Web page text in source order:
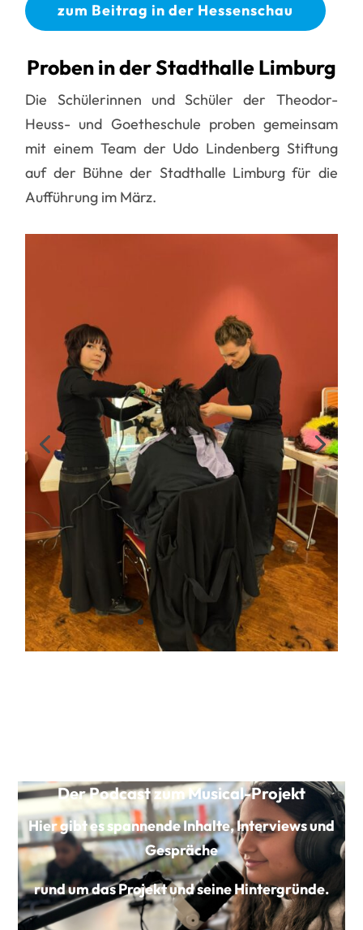
zum Beitrag in der Hessenschau
Proben in der Stadthalle Limburg
Die Schülerinnen und Schüler der Theodor-
Heuss- und Goetheschule proben gemeinsam
mit einem Team der Udo Lindenberg Stiftung
auf der Bühne der Stadthalle Limburg für die
Aufführung im März.
Der Podcast zum Musical-Projekt
Hier gibt es spannende Inhalte, Interviews und
Gespräche
rund um das Projekt und seine Hintergründe.